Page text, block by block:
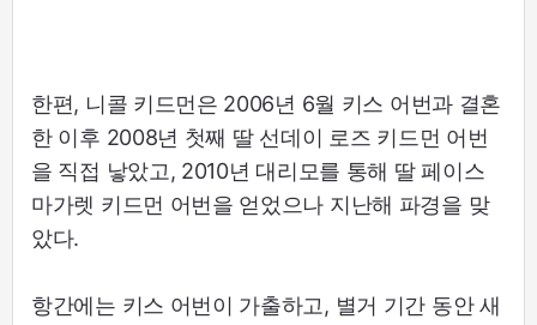
한편, 니콜 키드먼은 2006년 6월 키스 어번과 결혼
한 이후 2008년 첫째 딸 선데이 로즈 키드먼 어번
을 직접 낳았고, 2010년 대리모를 통해 딸 페이스
마가렛 키드먼 어번을 얻었으나 지난해 파경을 맞
았다.
항간에는 키스 어번이 가출하고, 별거 기간 동안 새